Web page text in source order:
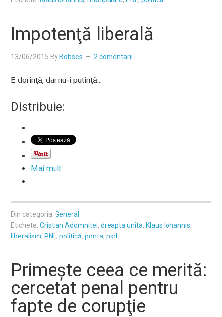
Impotenţă liberală
13/06/2015 By Bobses 2 comentarii
E dorinţă, dar nu-i putinţă...
Distribuie:
Mai mult
Din categoria:General
Etichete:Cristian Adomnitei,dreapta unita, Klaus Iohannis,
liberalism, PNL,politică,ponta,psd
Primeşte ceea ce merită:
cercetat penal pentru
fapte de corupţie